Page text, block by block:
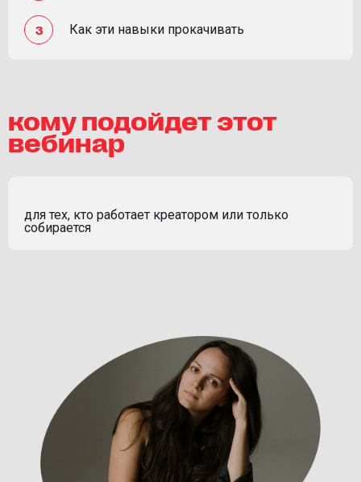
Как эти навыки прокачивать
кому подойдет этот
вебинар
для тех, кто работает креатором или только
собирается